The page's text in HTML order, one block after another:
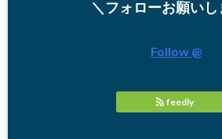
＼フォローお願いし
Follow @
feedly